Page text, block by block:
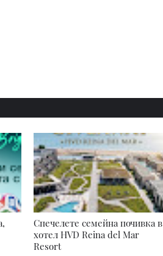
Спечелете семейна почивка в
хотел HVD Reina del Mar
Resort